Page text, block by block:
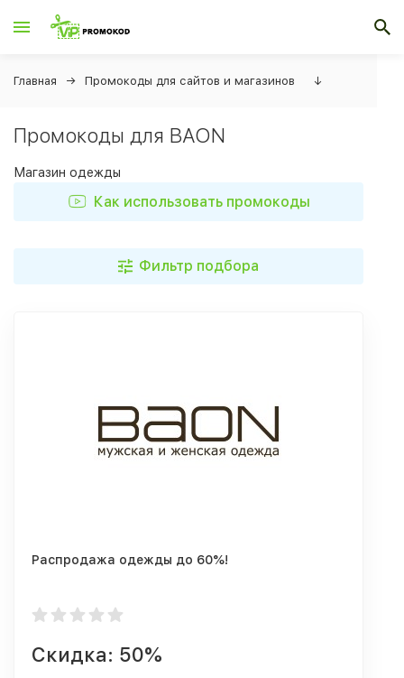
Главная Промокоды для сайтов и магазинов ↓
Промокоды для BAON
Магазин одежды
Как использовать промокоды
Фильтр подбора
Распродажа одежды до 60%!
Скидка: 50%